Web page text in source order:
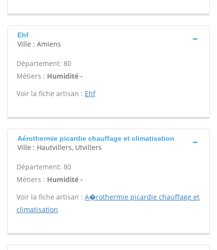
Ehf
Ville : Amiens
Département: 80
Métiers : Humidité -
Voir la fiche artisan : Ehf
Aérothermie picardie chauffage et climatisation
Ville : Hautvillers, Utvillers
Département: 80
Métiers : Humidité -
Voir la fiche artisan : A�rothermie picardie chauffage et
climatisation